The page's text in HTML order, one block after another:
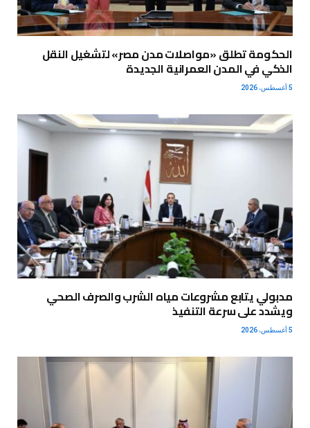
الحكومة تطلق «مواصلات مدن مصر» لتشغيل النقل
الذكي في المدن العمرانية الجديدة
5 أغسطس، 2026
مدبولي يتابع مشروعات مياه الشرب والصرف الصحي
ويشدد على سرعة التنفيذ
5 أغسطس، 2026